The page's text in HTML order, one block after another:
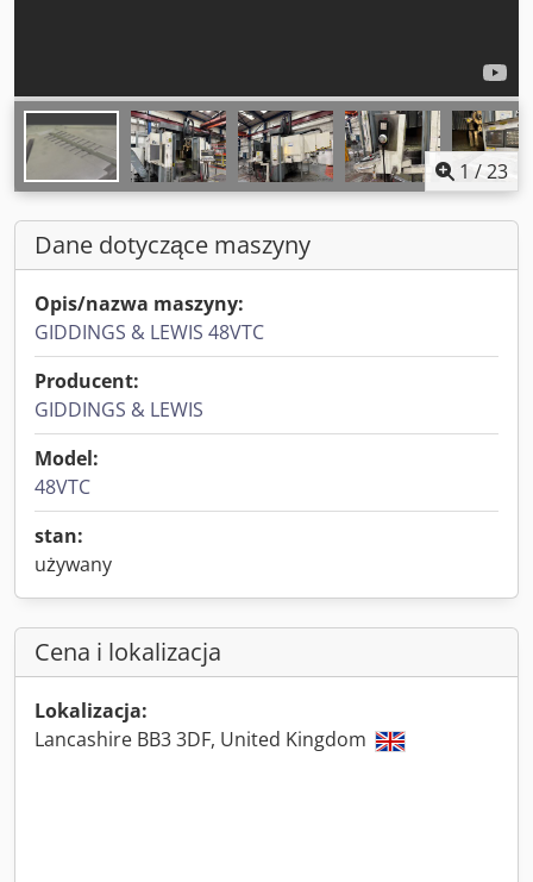
1 /23
Dane dotyczące maszyny
Opis/nazwa maszyny:
GIDDINGS & LEWIS 48VTC
Producent:
GIDDINGS & LEWIS
Model:
48VTC
stan:
używany
Cena i lokalizacja
Lokalizacja:
Lancashire BB3 3DF, United Kingdom